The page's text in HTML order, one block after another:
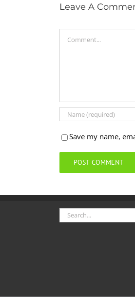
Leave A
Save my name,
Search
for: